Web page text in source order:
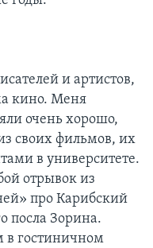
и артистов,
кино. Меня
очень хорошо,
своих фильмов, их
в университете.
отрывок из
про Карибский
посла Зорина.
в гостиничном